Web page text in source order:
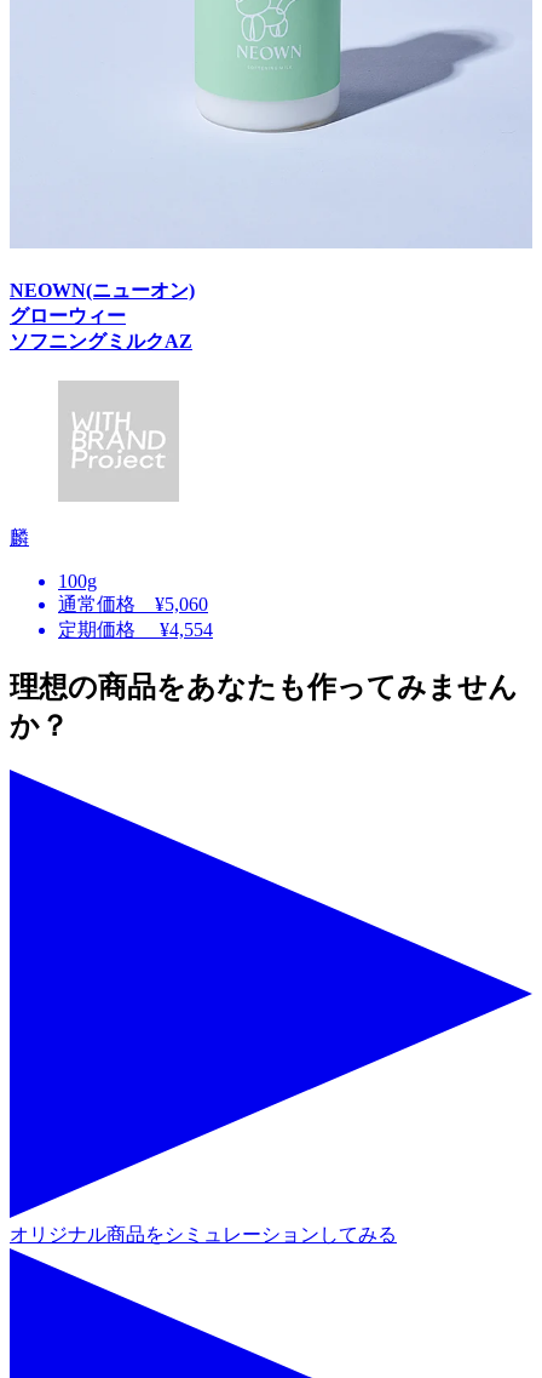
NEOWN(ニューオン)
グローウィー
ソフニングミルクAZ
麟
100g
通常価格 ¥5,060
定期価格 ¥4,554
理想の商品をあなたも作ってみません
か？
オリジナル商品をシミュレーションしてみる